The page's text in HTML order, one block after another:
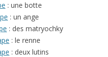
: une botte
: un ange
: des matryochky
: le renne
: deux lutins